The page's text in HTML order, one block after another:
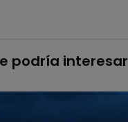
podría interesar